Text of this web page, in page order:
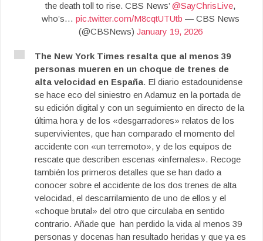
the death toll to rise. CBS News’ @SayChrisLive,
who’s… pic.twitter.com/M8cqtUTUtb — CBS News
(@CBSNews) January 19, 2026
The New York Times resalta que al menos 39
personas mueren en un choque de trenes de
alta velocidad en España. El diario estadounidense
se hace eco del siniestro en Adamuz en la portada de
su edición digital y con un seguimiento en directo de la
última hora y de los «desgarradores» relatos de los
supervivientes, que han comparado el momento del
accidente con «un terremoto», y de los equipos de
rescate que describen escenas «infernales». Recoge
también los primeros detalles que se han dado a
conocer sobre el accidente de los dos trenes de alta
velocidad, el descarrilamiento de uno de ellos y el
«choque brutal» del otro que circulaba en sentido
contrario. Añade que han perdido la vida al menos 39
personas y docenas han resultado heridas y que ya es